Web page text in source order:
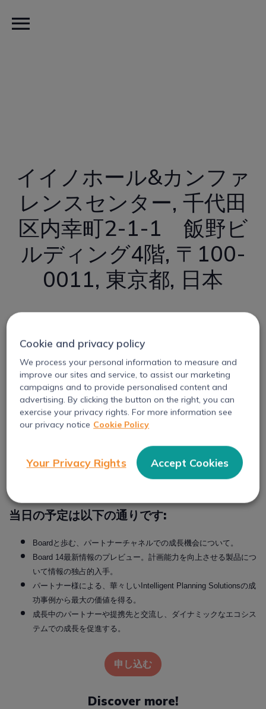
menu
イイノホール&カンファ
レンスセンター, 千代田
区内幸町2-1-1 飯野ビ
ルディング4階, 〒100-
0011, 東京都, 日本
Board Beyond Partner Summit Japan 2024は、現行パートナーのみが参
加できる独占的なイベントであることをご了承ください。​
BOARDパートナーとして、ビジネス拡大に貢
献いただいている皆様に、ネットワーキング
機会、並びにイノベーションとコラボレーシ
ョンの機会を準備いたしました。 Board
Intelligent Planning Solutionsが、スプレッドシ
ートの苦労から私たちのお客様を救い出し、
お客様の計画業務において、大いなる貢献を
当日の予定は以下の通りです:
Boardと歩む、パートナーチャネルでの成長機会について。​
Board 14最新情報のプレビュー。計画能力を向上させる製品につ
いて情報の独占的入手。​
パートナー様による、華々しいIntelligent Planning Solutionsの成
功事例から最大の価値を得る。​
成長中のパートナーや提携先と交流し、ダイナミックなエコシス
テムでの成長を促進する。​
申し込む
Discover more!
Cookie and privacy policy
We process your personal information to measure and
improve our sites and service, to assist our marketing
campaigns and to provide personalised content and
advertising. By clicking the button on the right, you can
exercise your privacy rights. For more information see
our privacy notice Cookie Policy
Your Privacy Rights Accept Cookies